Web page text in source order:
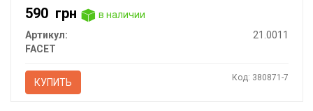
590 грн
в наличии
Артикул:
21.0011
FACET
КУПИТЬ Код: 380871-7